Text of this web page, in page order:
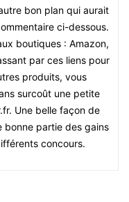
bon plan qui aurait
ci-dessous.
boutiques : Amazon,
par ces liens pour
produits, vous
surcoût une petite
Une belle façon de
bonne partie des gains
concours.